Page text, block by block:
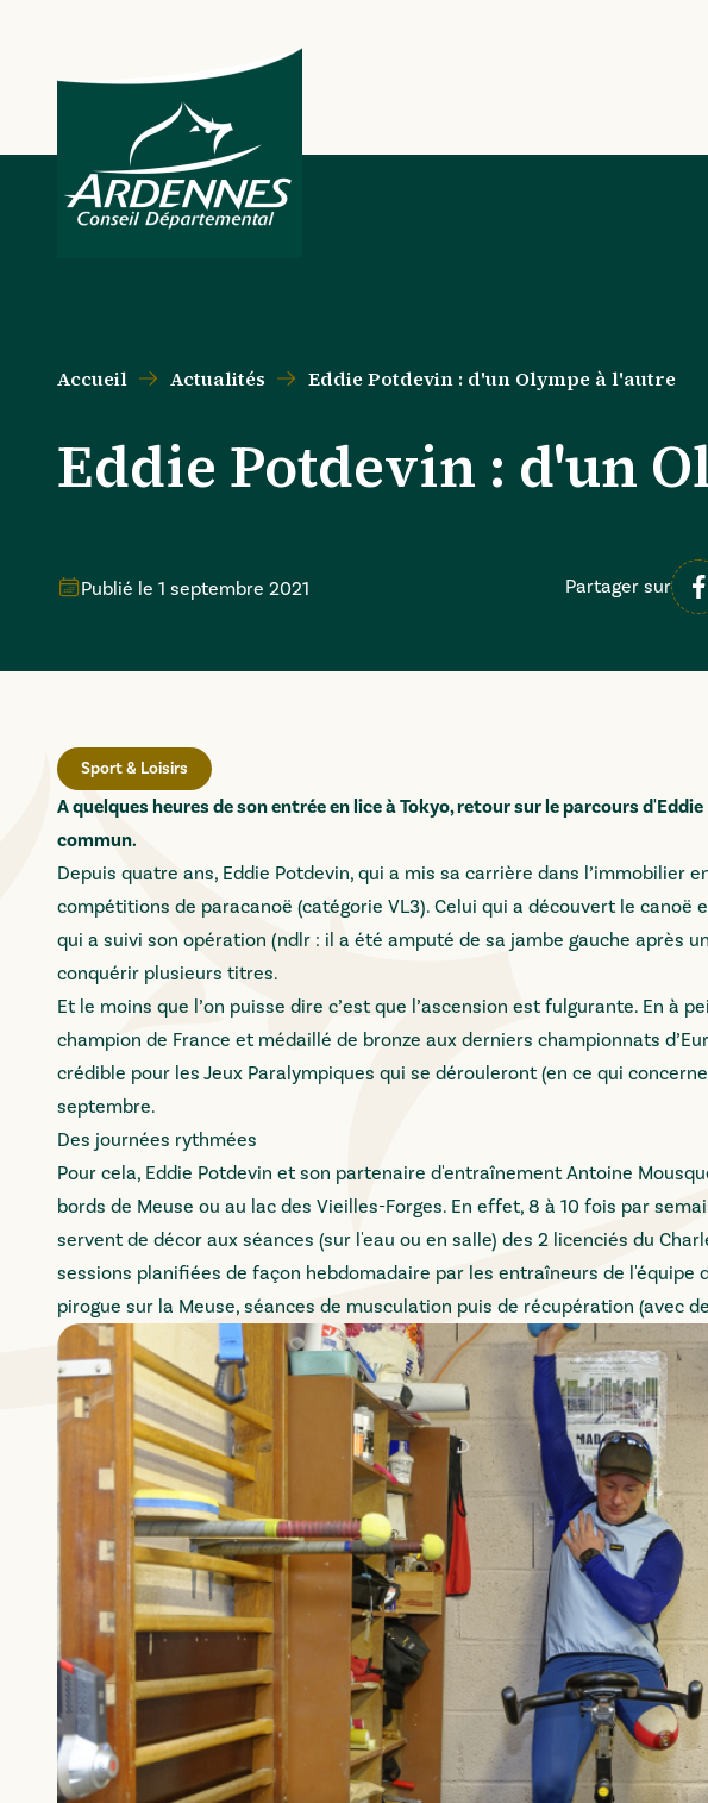
Accueil Actualités Eddie Potdevin : d'un Olympe à l'autre
Eddie Potdevin : d'un
Publié le 1 septembre 2021 Partager sur
Sport & Loisirs
A quelques heures de son entrée en lice à Tokyo, retour sur le parcours
commun.
Depuis quatre ans, Eddie Potdevin, qui a mis sa carrière dans l’immobilier
compétitions de paracanoë (catégorie VL3). Celui qui a découvert le
qui a suivi son opération (ndlr : il a été amputé de sa jambe gauche après
conquérir plusieurs titres.
Et le moins que l’on puisse dire c’est que l’ascension est fulgurante. En à
champion de France et médaillé de bronze aux derniers championnats
crédible pour les Jeux Paralympiques qui se dérouleront (en ce qui
septembre.
Des journées rythmées
Pour cela, Eddie Potdevin et son partenaire d'entraînement Antoine
bords de Meuse ou au lac des Vieilles-Forges. En effet, 8 à 10 fois par
servent de décor aux séances (sur l'eau ou en salle) des 2 licenciés du
sessions planifiées de façon hebdomadaire par les entraîneurs de l'équipe
pirogue sur la Meuse, séances de musculation puis de récupération (avec